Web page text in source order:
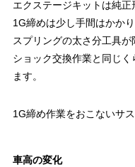
エクステージキットは純
1G締めは少し手間はかかり
スプリングの太さ分工具が
ショック交換作業と同じ
ます。
1G締め作業をおこないサ
車高の変化